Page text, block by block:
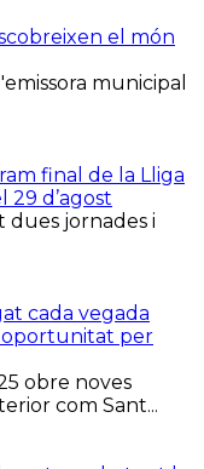
el món
municipal
final de la Lliga
d’agost
dues jornades i
cada vegada
oportunitat per
obre noves
com Sant...